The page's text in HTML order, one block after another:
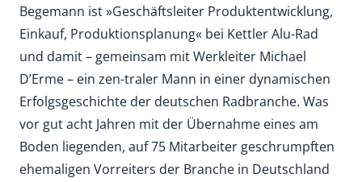
Begemann ist »Geschäftsleiter Produktentwicklung,
Einkauf, Produktionsplanung« bei Kettler Alu-Rad
und damit – gemeinsam mit Werkleiter Michael
D’Erme – ein zen-traler Mann in einer dynamischen
Erfolgsgeschichte der deutschen Radbranche. Was
vor gut acht Jahren mit der Übernahme eines am
Boden liegenden, auf 75 Mitarbeiter geschrumpften
ehemaligen Vorreiters der Branche in Deutschland